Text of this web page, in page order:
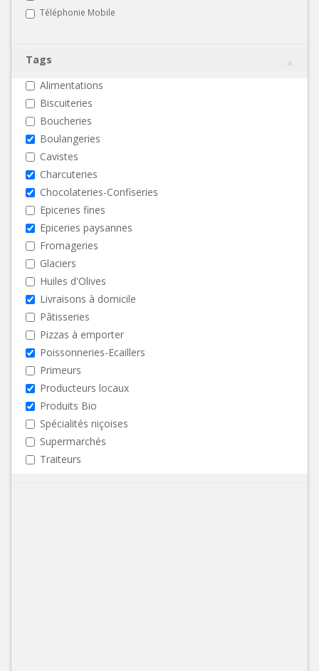
Téléphonie Mobile
Tags
Alimentations
Biscuiteries
Boucheries
Boulangeries
Cavistes
Charcuteries
Chocolateries-Confiseries
Epiceries fines
Epiceries paysannes
Fromageries
Glaciers
Huiles d'Olives
Livraisons à domicile
Pâtisseries
Pizzas à emporter
Poissonneries-Ecaillers
Primeurs
Producteurs locaux
Produits Bio
Spécialités niçoises
Supermarchés
Traiteurs